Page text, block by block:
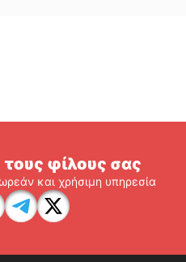
φίλους σας
και χρήσιμη υπηρεσία